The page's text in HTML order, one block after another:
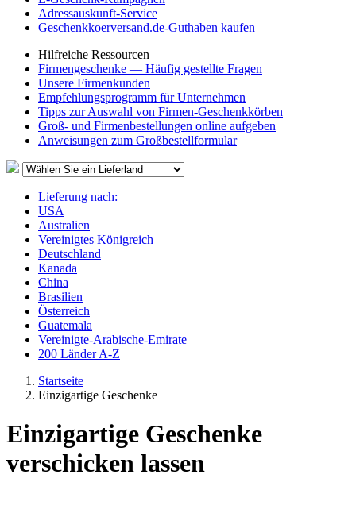
Adressauskunft-Service
Geschenkkoerversand.de-Guthaben kaufen
Hilfreiche Ressourcen
Firmengeschenke — Häufig gestellte Fragen
Unsere Firmenkunden
Empfehlungsprogramm für Unternehmen
Tipps zur Auswahl von Firmen-Geschenkkörben
Groß- und Firmenbestellungen online aufgeben
Anweisungen zum Großbestellformular
Lieferung nach:
USA
Australien
Vereinigtes Königreich
Deutschland
Kanada
China
Brasilien
Österreich
Guatemala
Vereinigte-Arabische-Emirate
200 Länder A-Z
Startseite
Einzigartige Geschenke
Einzigartige Geschenke
verschicken lassen